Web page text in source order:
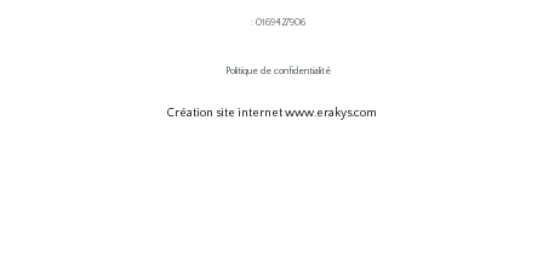
: 0169427906
Politique de confidentialité
Création site internet www.erakys.com